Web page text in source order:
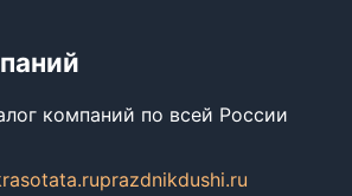
компаний по всей России
prazdnikdushi.ru